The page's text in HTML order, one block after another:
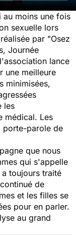
au moins une fois
sexuelle lors
par "Osez
Journée
lance
une meilleure
minimisées,
les
médical. Les
porte-parole de
que nous
qui s'appelle
toujours traité
de
et les filles se
pour en parler.
au grand